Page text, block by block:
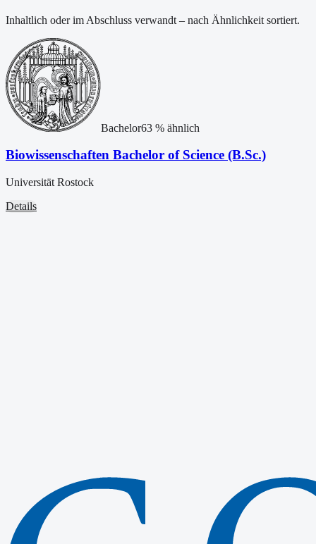
Inhaltlich oder im Abschluss verwandt – nach Ähnlichkeit sortiert.
Bachelor63 % ähnlich
Biowissenschaften Bachelor of Science (B.Sc.)
Universität Rostock
Details